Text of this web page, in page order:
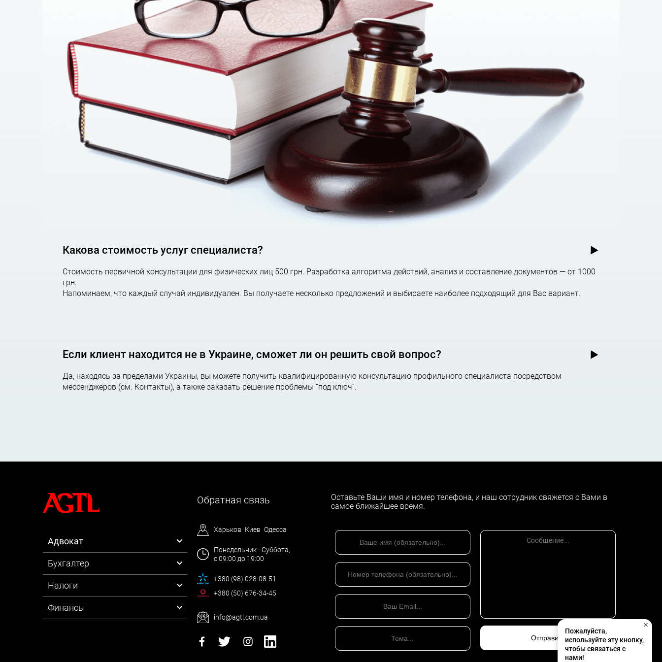
консультация юриста по правам и свободам, которые предусмотрены Конвенцией ;
консультация непосредственно по процедуре обращения в ЕСПЧ;
консультация по правоприменительной практике в ЕСПЧ;
оценка перспектив для обращения в суд исходя из вашей ситуации;
подготовка всех основных документов, требуемых для обращения в суд и ведения дела;
представление ваших интересов в процессе рассмотрения дела;
содействие в исполнении решения суда.
Какова стоимость услуг специалиста?
Стоимость первичной консультации для физических лиц 500 грн. Разработка алгоритма действий, анализ и составление документов — от 1000
грн.
Напоминаем, что каждый случай индивидуален. Вы получаете несколько предложений и выбираете наиболее подходящий для Вас вариант.
Если клиент находится не в Украине, сможет ли он решить свой вопрос?
Да, находясь за пределами Украины, вы можете получить квалифицированную консультацию профильного специалиста посредством
мессенджеров (см. Контакты), а также заказать решение проблемы “под ключ”.
Адвокат
Бухгалтер
Налоги
Финансы
Обратная связь
Харьков Киев Одесса
Понедельник - Суббота,
с 09:00 до 19:00
+380 (98) 028-08-51
+380 (50) 676-34-45
info@agtl.com.ua
Оставьте Ваши имя и номер телефона, и наш сотрудник свяжется с Вами в
самое ближайшее время.
Пожалуйста,
используйте эту кнопку,
чтобы связаться с
нами!